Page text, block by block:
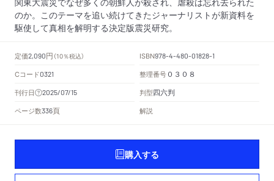
のか。このテーマを追い続けてきたジャーナリストが新資料を
駆使して真相を解明する決定版震災研究。
定価2,090円 （10％税込） ISBN978-4-480-01828-1
Cコード0321 整理番号 ０３０８
刊行日 2025/07/15 判型四六判
ページ数336頁 解説
購入する